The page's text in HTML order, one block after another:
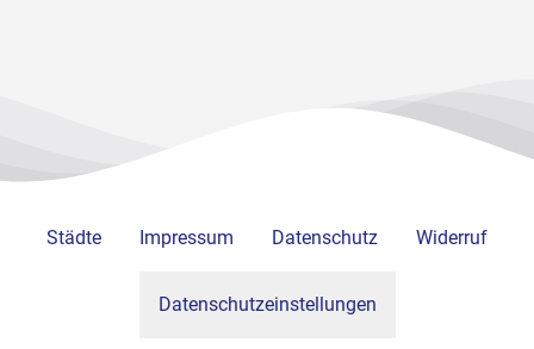
Städte Impressum Datenschutz Widerruf
Datenschutzeinstellungen